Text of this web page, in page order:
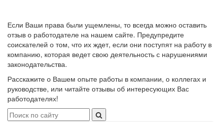
Если Ваши права были ущемлены, то всегда можно оставить
отзыв о работодателе на нашем сайте. Предупредите
соискателей о том, что их ждет, если они поступят на работу в
компанию, которая ведет свою деятельность с нарушениями
законодательства.
Расскажите о Вашем опыте работы в компании, о коллегах и
руководстве, или читайте отзывы об интересующих Вас
работодателях!